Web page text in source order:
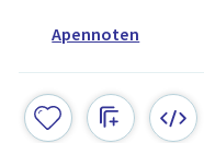
Apennoten